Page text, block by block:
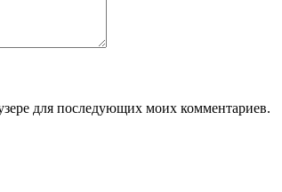
для последующих моих комментариев.